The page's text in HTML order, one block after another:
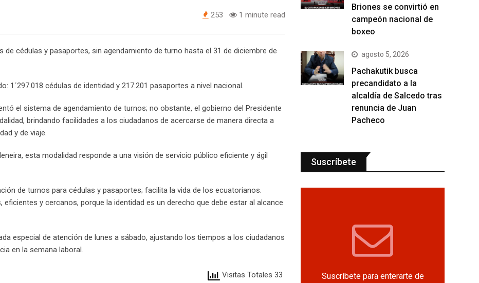
253 1 minute read
de cédulas y pasaportes, sin agendamiento de turno hasta el 31 de diciembre de
1´297.018 cédulas de identidad y 217.201 pasaportes a nivel nacional.
el sistema de agendamiento de turnos; no obstante, el gobierno del Presidente
brindando facilidades a los ciudadanos de acercarse de manera directa a
y de viaje.
esta modalidad responde a una visión de servicio público eficiente y ágil
de turnos para cédulas y pasaportes; facilita la vida de los ecuatorianos.
y cercanos, porque la identidad es un derecho que debe estar al alcance
especial de atención de lunes a sábado, ajustando los tiempos a los ciudadanos
en la semana laboral.
Visitas Totales 33
Briones se convirtió en
campeón nacional de
boxeo
agosto 5, 2026
Pachakutik busca
precandidato a la
alcaldía de Salcedo tras
renuncia de Juan
Pacheco
Suscríbete
Suscríbete para enterarte de